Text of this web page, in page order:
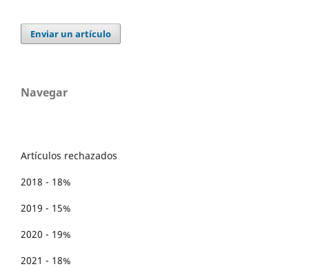
Enviar un artículo
Navegar
Artículos rechazados
2018 - 18%
2019 - 15%
2020 - 19%
2021 - 18%